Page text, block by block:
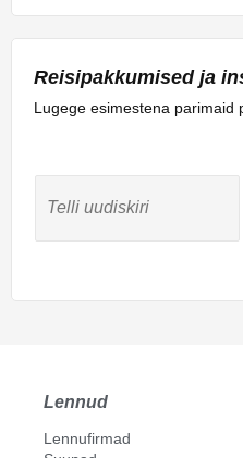
Reisipakkumised ja
Lugege esimestena parimaid
Lennud
Lennufirmad